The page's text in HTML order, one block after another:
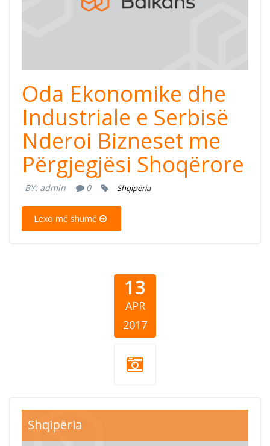
Oda Ekonomike dhe
Industriale e Serbisë
Nderoi Bizneset me
Përgjegjësi Shoqërore
BY: admin 0 Shqipëria
Lexo më shumë
13
APR
2017
Shqipëria